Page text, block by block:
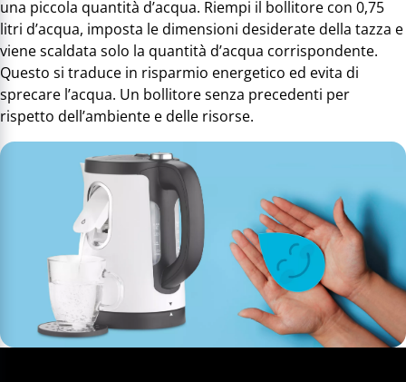
una piccola quantità d’acqua. Riempi il bollitore con 0,75
litri d’acqua, imposta le dimensioni desiderate della tazza e
viene scaldata solo la quantità d’acqua corrispondente.
Questo si traduce in risparmio energetico ed evita di
sprecare l’acqua. Un bollitore senza precedenti per
rispetto dell’ambiente e delle risorse.